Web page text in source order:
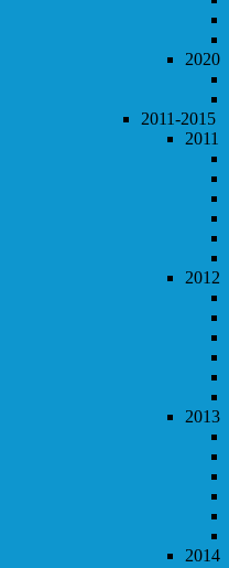
2020
2011-2015
2011
2012
2013
2014